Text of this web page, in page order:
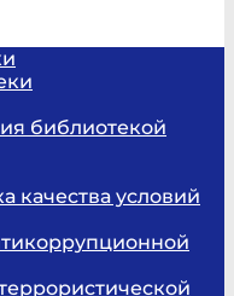
библиотекой
качества условий